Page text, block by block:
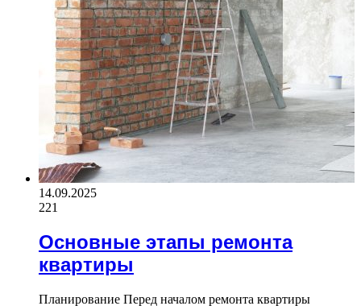
14.09.2025
221
Основные этапы ремонта
квартиры
Планирование Перед началом ремонта квартиры